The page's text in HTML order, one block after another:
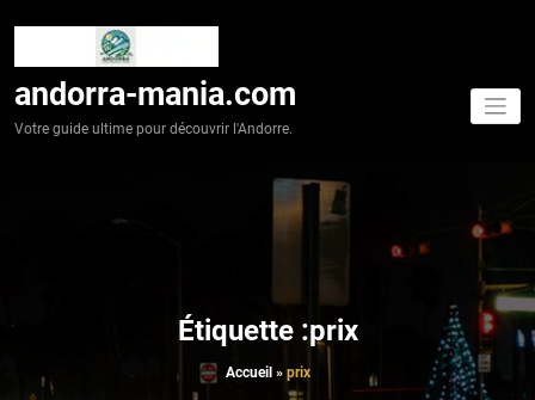
andorra-mania.com
Votre guide ultime pour découvrir l'Andorre.
Étiquette :prix
Accueil » prix